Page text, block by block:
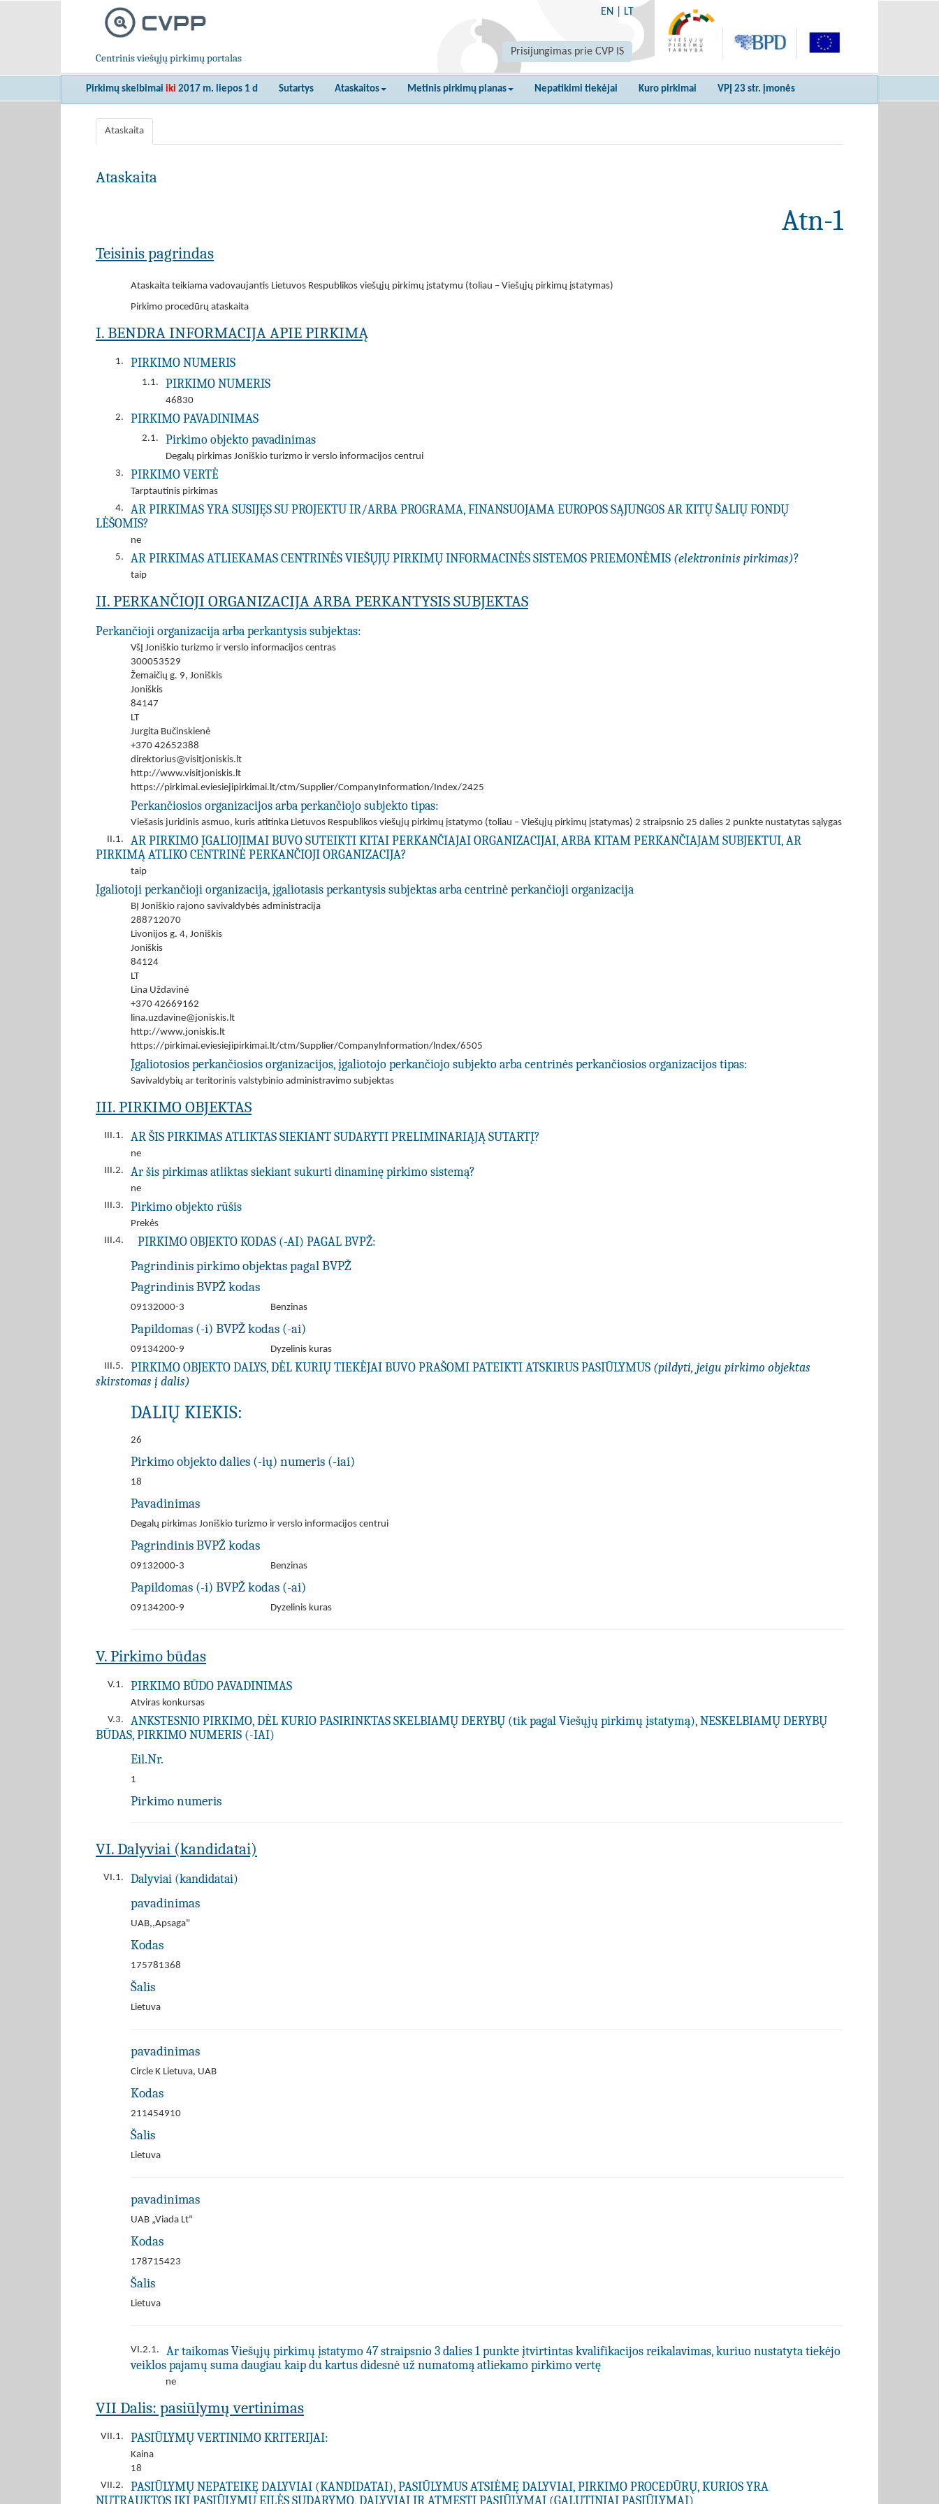
Centrinis viešųjų pirkimų portalas
EN LT
Prisijungimas prie CVP IS
Pirkimų skelbimai iki 2017 m. liepos 1 d Sutartys Ataskaitos Metinis pirkimų planas Nepatikimi tiekėjai Kuro pirkimai VPĮ 23 str. įmonės
Ataskaita
Ataskaita
Atn-1
Teisinis pagrindas
Ataskaita teikiama vadovaujantis Lietuvos Respublikos viešųjų pirkimų įstatymu (toliau – Viešųjų pirkimų įstatymas)
Pirkimo procedūrų ataskaita
I. BENDRA INFORMACIJA APIE PIRKIMĄ
1. PIRKIMO NUMERIS
1.1. PIRKIMO NUMERIS
46830
2.
PIRKIMO PAVADINIMAS
2.1. Pirkimo objekto pavadinimas
Degalų pirkimas Joniškio turizmo ir verslo informacijos centrui
3.
PIRKIMO VERTĖ
Tarptautinis pirkimas
4.
AR PIRKIMAS YRA SUSIJĘS SU PROJEKTU IR/ARBA PROGRAMA, FINANSUOJAMA EUROPOS SĄJUNGOS AR KITŲ ŠALIŲ FONDŲ
LĖŠOMIS?
ne
5.
AR PIRKIMAS ATLIEKAMAS CENTRINĖS VIEŠŲJŲ PIRKIMŲ INFORMACINĖS SISTEMOS PRIEMONĖMIS (elektroninis pirkimas)?
taip
II. PERKANČIOJI ORGANIZACIJA ARBA PERKANTYSIS SUBJEKTAS
Perkančioji organizacija arba perkantysis subjektas:
VšĮ Joniškio turizmo ir verslo informacijos centras
300053529
Žemaičių g. 9, Joniškis
Joniškis
84147
LT
Jurgita Bučinskienė
+370 42652388
direktorius@visitjoniskis.lt
http://www.visitjoniskis.lt
https://pirkimai.eviesiejipirkimai.lt/ctm/Supplier/CompanyInformation/Index/2425
Perkančiosios organizacijos arba perkančiojo subjekto tipas:
Viešasis juridinis asmuo, kuris atitinka Lietuvos Respublikos viešųjų pirkimų įstatymo (toliau – Viešųjų pirkimų įstatymas) 2 straipsnio 25 dalies 2 punkte nustatytas sąlygas
II.1.
AR PIRKIMO ĮGALIOJIMAI BUVO SUTEIKTI KITAI PERKANČIAJAI ORGANIZACIJAI, ARBA KITAM PERKANČIAJAM SUBJEKTUI, AR
PIRKIMĄ ATLIKO CENTRINĖ PERKANČIOJI ORGANIZACIJA?
taip
Įgaliotoji perkančioji organizacija, įgaliotasis perkantysis subjektas arba centrinė perkančioji organizacija
BĮ Joniškio rajono savivaldybės administracija
288712070
Livonijos g. 4, Joniškis
Joniškis
84124
LT
Lina Uždavinė
+370 42669162
lina.uzdavine@joniskis.lt
http://www.joniskis.lt
https://pirkimai.eviesiejipirkimai.lt/ctm/Supplier/Companylnformation/lndex/6505
Įgaliotosios perkančiosios organizacijos, įgaliotojo perkančiojo subjekto arba centrinės perkančiosios organizacijos tipas:
Savivaldybių ar teritorinis valstybinio administravimo subjektas
III. PIRKIMO OBJEKTAS
III.1. AR ŠIS PIRKIMAS ATLIKTAS SIEKIANT SUDARYTI PRELIMINARIĄJĄ SUTARTĮ?
ne
III.2.
Ar šis pirkimas atliktas siekiant sukurti dinaminę pirkimo sistemą?
ne
III.3.
Pirkimo objekto rūšis
Prekės
III.4.
PIRKIMO OBJEKTO KODAS (-AI) PAGAL BVPŽ:
Pagrindinis pirkimo objektas pagal BVPŽ
Pagrindinis BVPŽ kodas
09132000-3 Benzinas
Papildomas (-i) BVPŽ kodas (-ai)
09134200-9
Dyzelinis kuras
III.5.
PIRKIMO OBJEKTO DALYS, DĖL KURIŲ TIEKĖJAI BUVO PRAŠOMI PATEIKTI ATSKIRUS PASIŪLYMUS (pildyti, jeigu pirkimo objektas
skirstomas į dalis)
DALIŲ KIEKIS:
26
Pirkimo objekto dalies (-ių) numeris (-iai)
18
Pavadinimas
Degalų pirkimas Joniškio turizmo ir verslo informacijos centrui
Pagrindinis BVPŽ kodas
09132000-3 Benzinas
Papildomas (-i) BVPŽ kodas (-ai)
09134200-9 Dyzelinis kuras
V. Pirkimo būdas
V.1. PIRKIMO BŪDO PAVADINIMAS
Atviras konkursas
V.3.
ANKSTESNIO PIRKIMO, DĖL KURIO PASIRINKTAS SKELBIAMŲ DERYBŲ (tik pagal Viešųjų pirkimų įstatymą), NESKELBIAMŲ DERYBŲ
BŪDAS, PIRKIMO NUMERIS (-IAI)
Eil.Nr.
1
Pirkimo numeris
VI. Dalyviai (kandidatai)
VI.1. Dalyviai (kandidatai)
pavadinimas
UAB,,Apsaga"
Kodas
175781368
Šalis
Lietuva
pavadinimas
Circle K Lietuva, UAB
Kodas
211454910
Šalis
Lietuva
pavadinimas
UAB „Viada Lt"
Kodas
178715423
Šalis
Lietuva
VI.2.1.
Ar taikomas Viešųjų pirkimų įstatymo 47 straipsnio 3 dalies 1 punkte įtvirtintas kvalifikacijos reikalavimas, kuriuo nustatyta tiekėjo
veiklos pajamų suma daugiau kaip du kartus didesnė už numatomą atliekamo pirkimo vertę
ne
VII Dalis: pasiūlymų vertinimas
VII.1. PASIŪLYMŲ VERTINIMO KRITERIJAI:
Kaina
18
VII.2.
PASIŪLYMŲ NEPATEIKĘ DALYVIAI (KANDIDATAI), PASIŪLYMUS ATSIĖMĘ DALYVIAI, PIRKIMO PROCEDŪRŲ, KURIOS YRA
NUTRAUKTOS IKI PASIŪLYMŲ EILĖS SUDARYMO, DALYVIAI IR ATMESTI PASIŪLYMAI (GALUTINIAI PASIŪLYMAI)